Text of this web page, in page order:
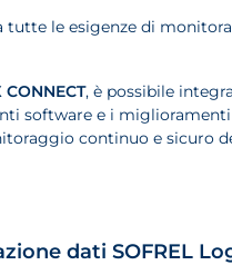
tutte le esigenze di
CONNECT, è possibile
software e i
continuo e sicuro
dati SOFREL